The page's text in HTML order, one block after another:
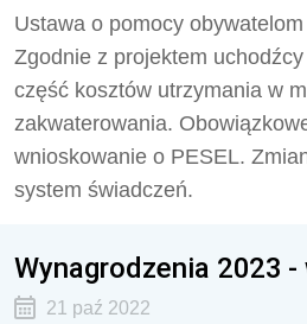
Ustawa o pomocy
Zgodnie z projektem
część kosztów utrzymania w
zakwaterowania.
wnioskowanie o PESEL.
system świadczeń.
Wynagrodzenia 2023 -
21 paź 2022